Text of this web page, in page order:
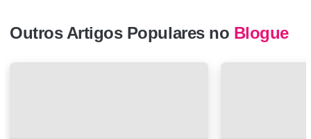
Outros Artigos Populares no Blogue